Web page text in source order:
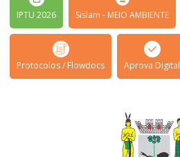
IPTU 2026 Sislam - MEIO AMBIENTE
Protocolos / Flowdocs Aprova Digital